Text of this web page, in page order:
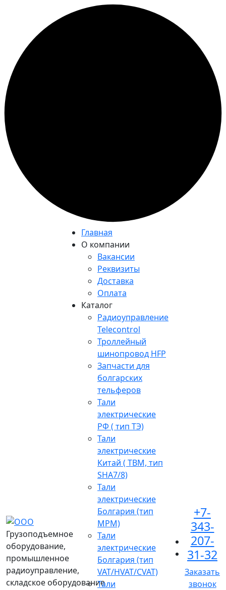
Грузоподъемное
оборудование,
промышленное
радиоуправление,
складское оборудование
Главная
О компании
Вакансии
Реквизиты
Доставка
Оплата
Каталог
Радиоуправление
Telecontrol
Троллейный
шинопровод HFP
Запчасти для
болгарских
тельферов
Тали
электрические
РФ ( тип ТЭ)
Тали
электрические
Китай ( TBM, тип
SHA7/8)
Тали
электрические
Болгария (тип
МРМ)
Тали
электрические
Болгария (тип
VAT/HVAT/CVAT)
Тали
+7-
343-
207-
31-32
Заказать
звонок